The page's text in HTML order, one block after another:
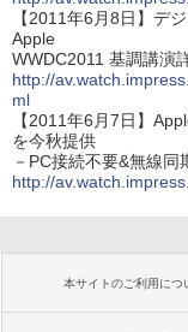
【2011年6月8日】デ
Apple
WWDC2011 基調講演
http://
ml
【2011年6月7日】
を今秋提供
－PC接続不要&無線
http://
本サイトのご利用につ